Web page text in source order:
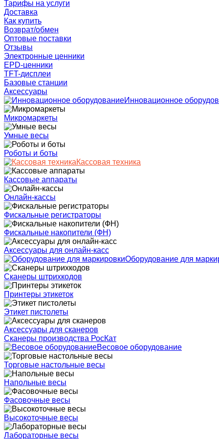
Тарифы на услуги
Доставка
Как купить
Возврат/обмен
Оптовые поставки
Отзывы
Электронные ценники
EPD-ценники
TFT-дисплеи
Базовые станции
Аксессуары
Инновационное
Микромаркеты
Умные весы
Роботы и боты
Кассовая техника
Кассовые аппараты
Онлайн-кассы
Фискальные регистраторы
Фискальные накопители (ФН)
Аксессуары для онлайн-касс
Оборудование для
Сканеры штрихкодов
Принтеры этикеток
Этикет пистолеты
Аксессуары для сканеров
Сканеры производства РосКат
Весовое оборудование
Торговые настольные весы
Напольные весы
Фасовочные весы
Высокоточные весы
Лабораторные весы